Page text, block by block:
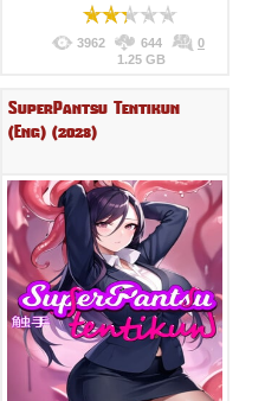
3962 644
0
1.25 GB
SuperPantsu Tentikun
(Eng) (2023)